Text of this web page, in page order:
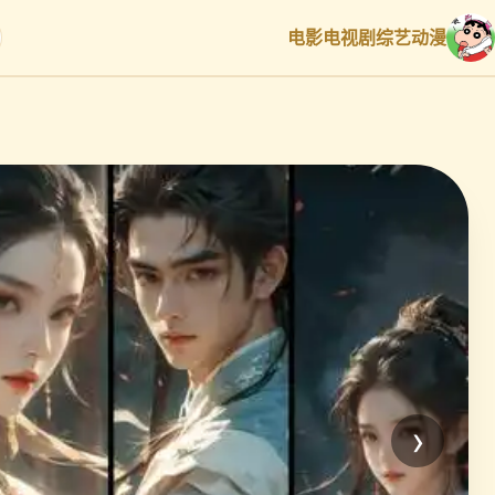
电影电视剧综艺动漫
›